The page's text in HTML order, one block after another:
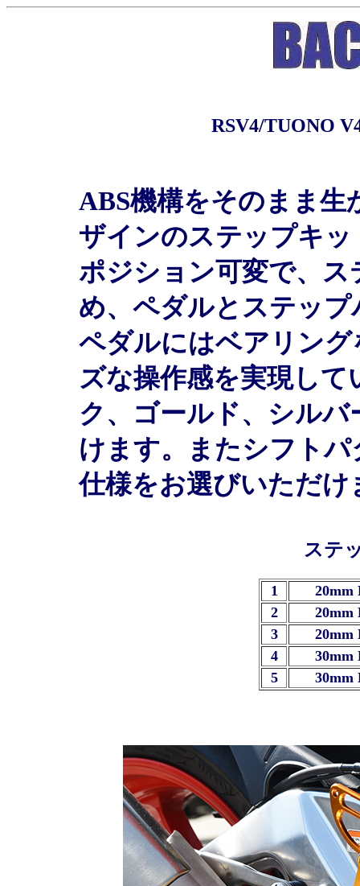
RSV4/TUONO
ABS機構をそのまま
ザインのステップキ
ポジション可変で、
め、ペダルとステッ
ペダルにはベアリン
ズな操作感を実現し
ク、ゴールド、シル
けます。またシフト
仕様をお選びいただけ
ステ
1
20mm
2
20mm
3
20mm
4
30mm
5
30mm